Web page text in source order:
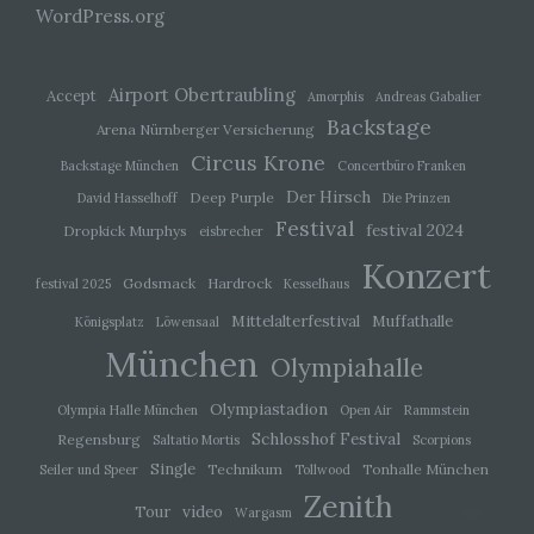
WordPress.org
Accept Airport Obertraubling Amorphis Andreas Gabalier
Arena Nürnberger Versicherung Backstage
Backstage München Circus Krone
Concertbüro Franken
David Hasselhoff
Deep Purple Der Hirsch Die Prinzen
Dropkick Murphys eisbrecher Festival festival 2024
festival 2025 Godsmack Hardrock Kesselhaus Konzert
Königsplatz Löwensaal Mittelalterfestival Muffathalle
München Olympiahalle
Olympia Halle München Olympiastadion Open Air Rammstein
Regensburg Saltatio Mortis Schlosshof Festival
Scorpions
Seiler und Speer
Single Technikum Tollwood Tonhalle München
Tour video Wargasm Zenith
Einwilligung ist jede von der betroffenen Person
freiwillig für den bestimmten Fall in informierter
einer sonstigen eindeutigen bestätigenden
Handlung, mit der die betroffene Person zu
verstehen gibt, dass sie mit der Verarbeitung der
sie betreffenden personenbezogenen Daten
einverstanden ist.
Name und Anschrift des für die Verarbeitung
Verantwortlichen
Verantwortlicher im Sinne der Datenschutz-
Grundverordnung, sonstiger in den Mitgliedstaaten der
Europäischen Union geltenden Datenschutzgesetze
datenschutzrechtlichem Charakter ist die:
Michaela Mayerr